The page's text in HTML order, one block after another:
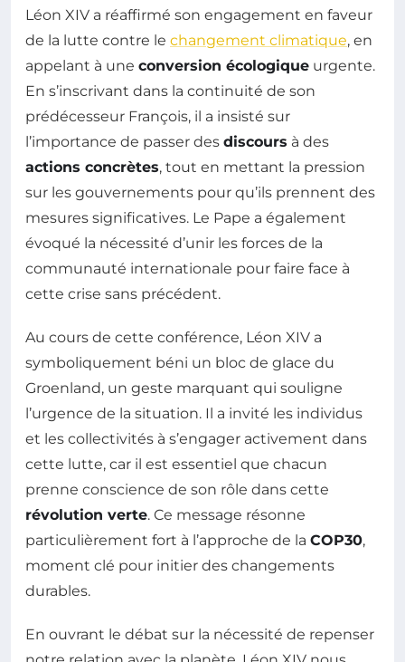
Léon XIV a réaffirmé son engagement en faveur
de la lutte contre le changement climatique, en
appelant à une conversion écologique urgente.
En s’inscrivant dans la continuité de son
prédécesseur François, il a insisté sur
l’importance de passer des discours à des
actions concrètes, tout en mettant la pression
sur les gouvernements pour qu’ils prennent des
mesures significatives. Le Pape a également
évoqué la nécessité d’unir les forces de la
communauté internationale pour faire face à
cette crise sans précédent.
Au cours de cette conférence, Léon XIV a
symboliquement béni un bloc de glace du
Groenland, un geste marquant qui souligne
l’urgence de la situation. Il a invité les individus
et les collectivités à s’engager activement dans
cette lutte, car il est essentiel que chacun
prenne conscience de son rôle dans cette
révolution verte. Ce message résonne
particulièrement fort à l’approche de la COP30,
moment clé pour initier des changements
durables.
En ouvrant le débat sur la nécessité de repenser